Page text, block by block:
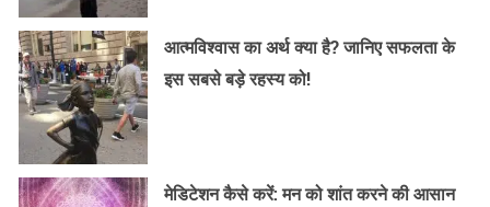
आत्मविश्वास का अर्थ क्या है? जानिए सफलता के
इस सबसे बड़े रहस्य को!
मेडिटेशन कैसे करें: मन को शांत करने की आसान